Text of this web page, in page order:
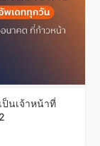
ป็นเจ้าหน้าที่